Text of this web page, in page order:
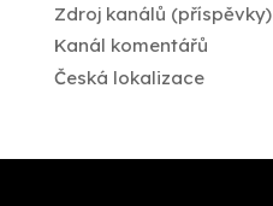
Zdroj kanálů (příspěvky)
Kanál komentářů
Česká lokalizace